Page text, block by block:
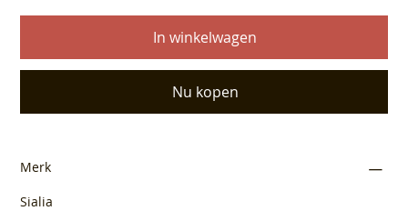
In winkelwagen
Nu kopen
Merk
Sialia